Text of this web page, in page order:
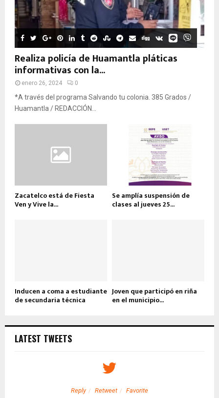
Realiza policía de Huamantla pláticas
informativas con la...
enero 26, 2024 0
*A través del programa Salvando tu colonia. 385 Grados /
Huamantla / REDACCIÓN...
Zacatelco está de Fiesta
Ven y Vive la...
Se amplía suspensión de
clases al jueves 25...
Inducen a coma a estudiante
de secundaria técnica
Joven que participó en riña
en el municipio...
LATEST TWEETS
Reply Retweet Favorite